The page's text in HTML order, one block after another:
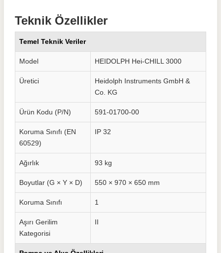
Teknik Özellikler
Temel Teknik Veriler
Model HEIDOLPH Hei-CHILL 3000
Üretici
Heidolph Instruments GmbH &
Co. KG
Ürün Kodu (P/N) 591-01700-00
Koruma Sınıfı (EN
60529)
IP 32
Ağırlık 93 kg
Boyutlar (G × Y × D) 550 × 970 × 650 mm
Koruma Sınıfı 1
Aşırı Gerilim
Kategorisi
II